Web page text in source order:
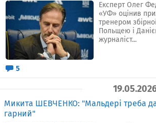
Експерт Олег
«УФ» оцінив
тренером
Польщею і
журналіст...
5
Микита ШЕВЧЕНКО: "Мальдері треба
гарний"